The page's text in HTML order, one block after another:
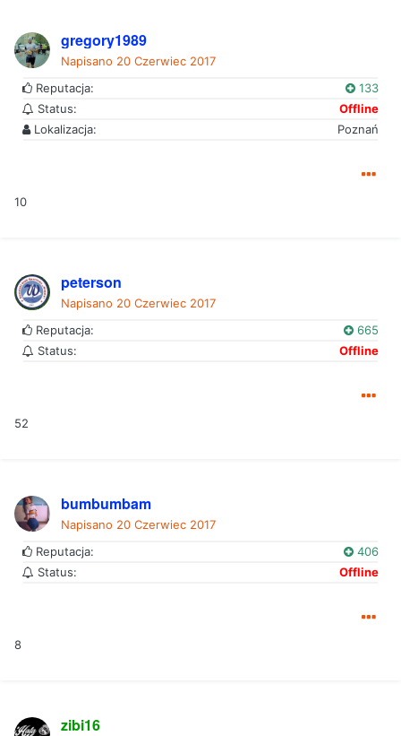
gregory1989
Napisano 20 Czerwiec 2017
Reputacja:
133
Status:
Offline
Lokalizacja:
Poznań
10
peterson
Napisano 20 Czerwiec 2017
Reputacja:
665
Status:
Offline
52
bumbumbam
Napisano 20 Czerwiec 2017
Reputacja:
406
Status:
Offline
8
zibi16